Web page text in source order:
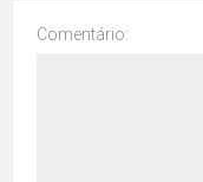
Comentário: